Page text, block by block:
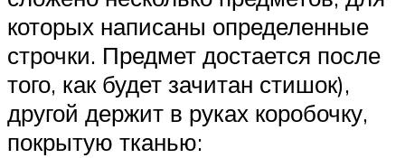
которых написаны определенные
строчки. Предмет достается после
того, как будет зачитан стишок),
другой держит в руках коробочку,
покрытую тканью: